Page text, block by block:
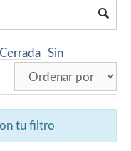
Cerrada Sin
tu filtro